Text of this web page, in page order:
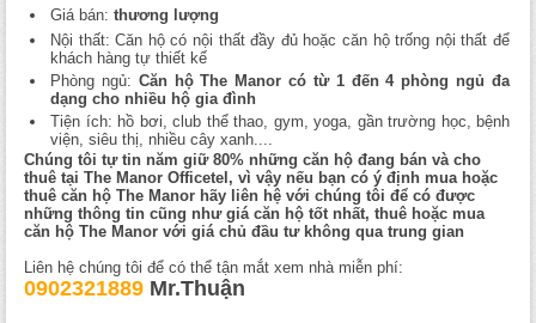
Giá bán: thương lượng
Nội thất: Căn hộ có nội thất đầy đủ hoặc căn hộ trống nội thất để
khách hàng tự thiết kế
Phòng ngủ: Căn hộ The Manor có từ 1 đến 4 phòng ngủ đa
dạng cho nhiều hộ gia đình
Tiện ích: hồ bơi, club thể thao, gym, yoga, gần trường học, bệnh
viện, siêu thị, nhiều cây xanh....
Chúng tôi tự tin năm giữ 80% những căn hộ đang bán và cho
thuê tại The Manor Officetel, vì vậy nếu bạn có ý định mua hoặc
thuê căn hộ The Manor hãy liên hệ với chúng tôi để có được
những thông tin cũng như giá căn hộ tốt nhất, thuê hoặc mua
căn hộ The Manor với giá chủ đầu tư không qua trung gian
Liên hệ chúng tôi để có thể tận mắt xem nhà miễn phí:
0902321889 Mr.Thuận